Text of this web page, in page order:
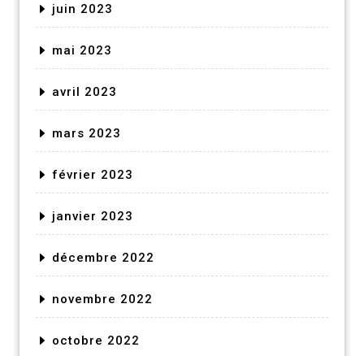
juin 2023
mai 2023
avril 2023
mars 2023
février 2023
janvier 2023
décembre 2022
novembre 2022
octobre 2022